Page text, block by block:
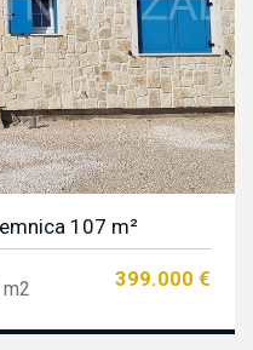
107 m²
399.000 €